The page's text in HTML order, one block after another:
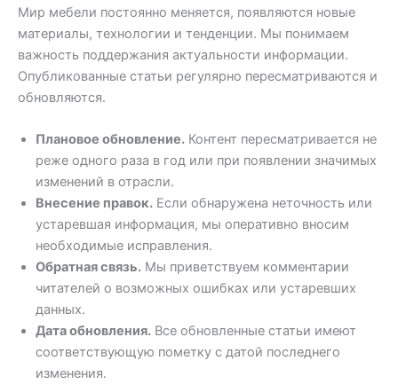
Мир мебели постоянно меняется, появляются новые
материалы, технологии и тенденции. Мы понимаем
важность поддержания актуальности информации.
Опубликованные статьи регулярно пересматриваются и
обновляются.
Плановое обновление. Контент пересматривается не
реже одного раза в год или при появлении значимых
изменений в отрасли.
Внесение правок. Если обнаружена неточность или
устаревшая информация, мы оперативно вносим
необходимые исправления.
Обратная связь. Мы приветствуем комментарии
читателей о возможных ошибках или устаревших
данных.
Дата обновления. Все обновленные статьи имеют
соответствующую пометку с датой последнего
изменения.